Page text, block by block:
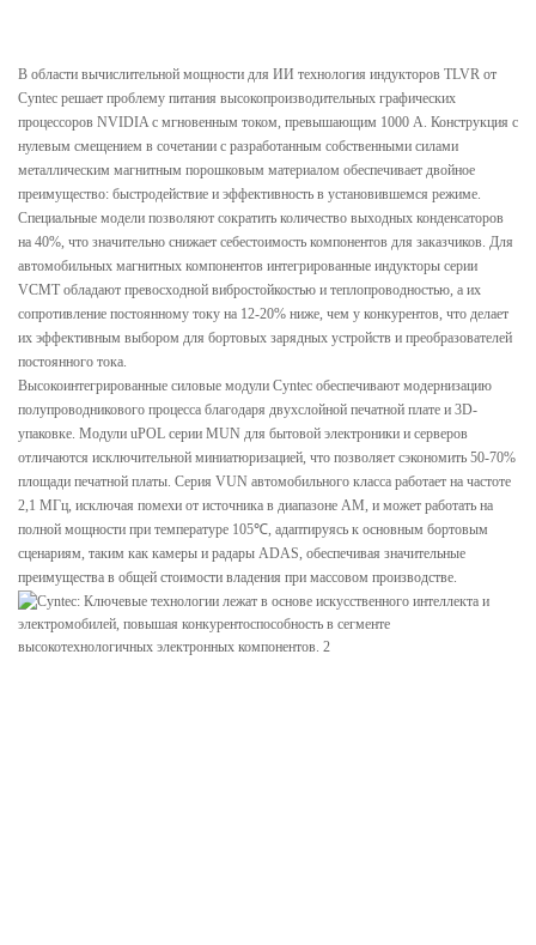
В области вычислительной мощности для ИИ технология индукторов TLVR от
Cyntec решает проблему питания высокопроизводительных графических
процессоров NVIDIA с мгновенным током, превышающим 1000 А. Конструкция с
нулевым смещением в сочетании с разработанным собственными силами
металлическим магнитным порошковым материалом обеспечивает двойное
преимущество: быстродействие и эффективность в установившемся режиме.
Специальные модели позволяют сократить количество выходных конденсаторов
на 40%, что значительно снижает себестоимость компонентов для заказчиков. Для
автомобильных магнитных компонентов интегрированные индукторы серии
VCMT обладают превосходной вибростойкостью и теплопроводностью, а их
сопротивление постоянному току на 12-20% ниже, чем у конкурентов, что делает
их эффективным выбором для бортовых зарядных устройств и преобразователей
постоянного тока.
Высокоинтегрированные силовые модули Cyntec обеспечивают модернизацию
полупроводникового процесса благодаря двухслойной печатной плате и 3D-
упаковке. Модули uPOL серии MUN для бытовой электроники и серверов
отличаются исключительной миниатюризацией, что позволяет сэкономить 50-70%
площади печатной платы. Серия VUN автомобильного класса работает на частоте
2,1 МГц, исключая помехи от источника в диапазоне AM, и может работать на
полной мощности при температуре 105℃, адаптируясь к основным бортовым
сценариям, таким как камеры и радары ADAS, обеспечивая значительные
преимущества в общей стоимости владения при массовом производстве.